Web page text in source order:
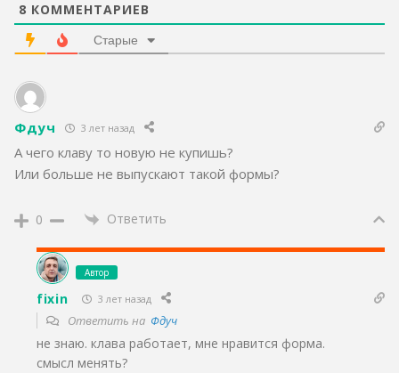
8 КОММЕНТАРИЕВ
Старые
Фдуч 3 лет назад
А чего клаву то новую не купишь?
Или больше не выпускают такой формы?
0 Ответить
Автор
fixin 3 лет назад
Ответить на Фдуч
не знаю. клава работает, мне нравится форма.
смысл менять?